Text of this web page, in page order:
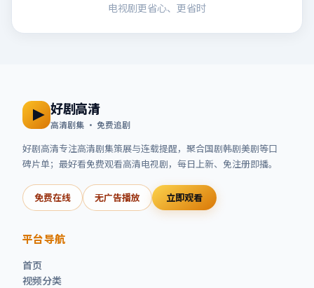
电视剧更省心、更省时
好剧高清
高清剧集 · 免费追剧
好剧高清专注高清剧集策展与连载提醒，聚合国剧韩剧美剧等口
碑片单； 最好看免费观看高清电视剧，每日上新、免注册即播。
免费在线 无广告播放 立即观看
平台导航
首页
视频分类